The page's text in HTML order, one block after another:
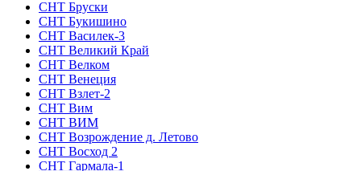
СНТ Бруски
СНТ Букишино
СНТ Василек-3
СНТ Великий Край
СНТ Велком
СНТ Венеция
СНТ Взлет-2
СНТ Вим
СНТ ВИМ
СНТ Возрождение д. Летово
СНТ Восход 2
СНТ Гармала-1